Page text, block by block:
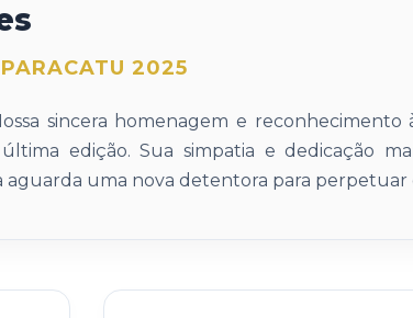
2025
sincera homenagem e
edição. Sua simpatia e dedicação
aguarda uma nova detentora para perpetuar